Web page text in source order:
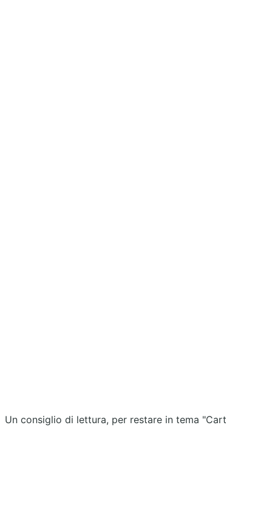
Un consiglio di lettura, per restare in tema "Cart